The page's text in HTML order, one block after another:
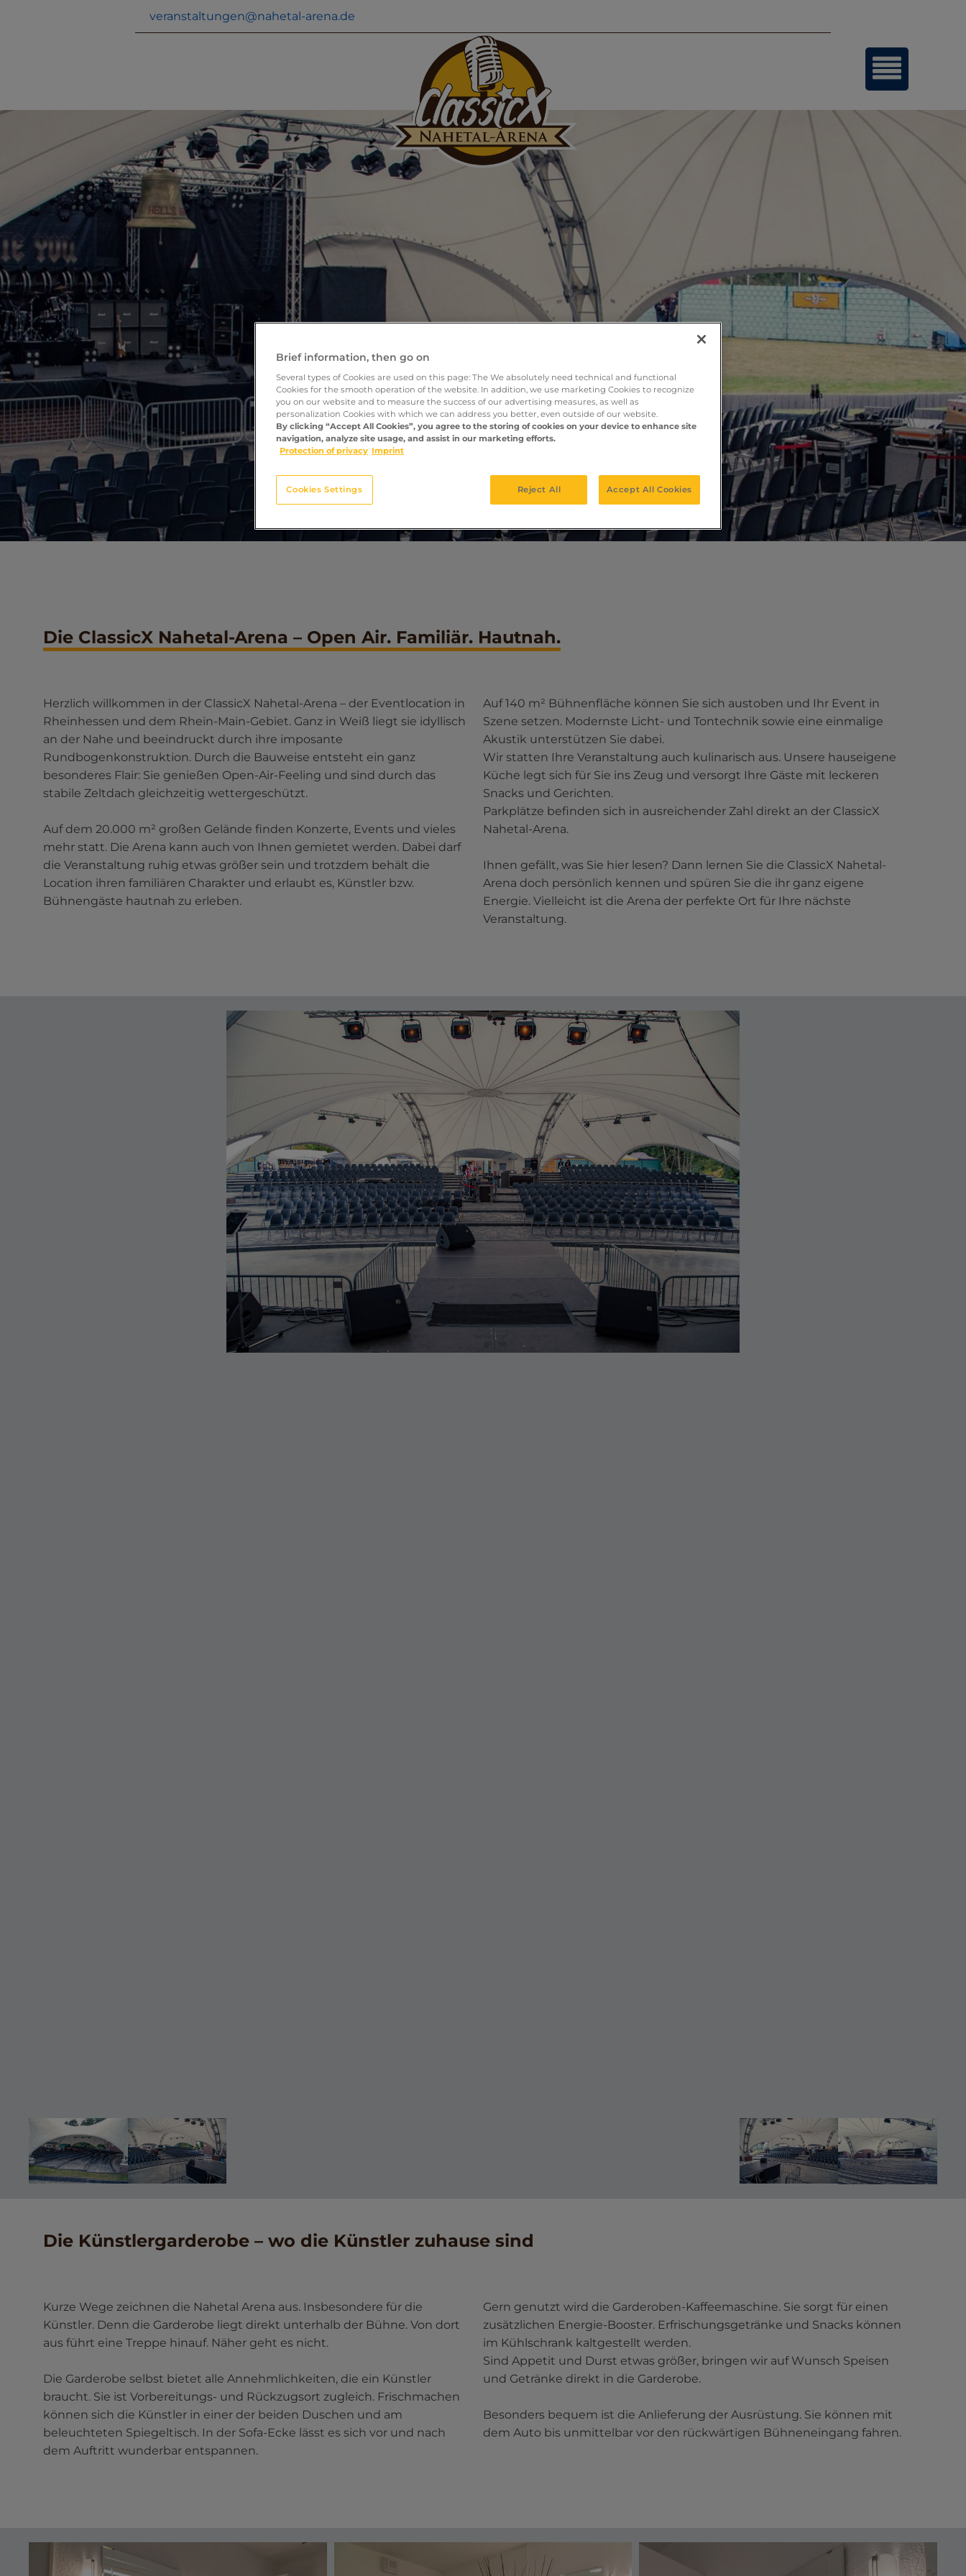
veranstaltungen@nahetal-arena.de
Die ClassicX Nahetal-Arena – Open Air. Familiär. Hautnah.
Herzlich willkommen in der ClassicX Nahetal-Arena – der Eventlocation in
Rheinhessen und dem Rhein-Main-Gebiet. Ganz in Weiß liegt sie idyllisch
an der Nahe und beeindruckt durch ihre imposante
Rundbogenkonstruktion. Durch die Bauweise entsteht ein ganz
besonderes Flair: Sie genießen Open-Air-Feeling und sind durch das
stabile Zeltdach gleichzeitig wettergeschützt.
Auf dem 20.000 m² großen Gelände finden Konzerte, Events und vieles
mehr statt. Die Arena kann auch von Ihnen gemietet werden. Dabei darf
die Veranstaltung ruhig etwas größer sein und trotzdem behält die
Location ihren familiären Charakter und erlaubt es, Künstler bzw.
Bühnengäste hautnah zu erleben.
Auf 140 m² Bühnenfläche können Sie sich austoben und Ihr Event in
Szene setzen. Modernste Licht- und Tontechnik sowie eine einmalige
Akustik unterstützen Sie dabei.
Wir statten Ihre Veranstaltung auch kulinarisch aus. Unsere hauseigene
Küche legt sich für Sie ins Zeug und versorgt Ihre Gäste mit leckeren
Snacks und Gerichten.
Parkplätze befinden sich in ausreichender Zahl direkt an der ClassicX
Nahetal-Arena.
Ihnen gefällt, was Sie hier lesen? Dann lernen Sie die ClassicX Nahetal-
Arena doch persönlich kennen und spüren Sie die ihr ganz eigene
Energie. Vielleicht ist die Arena der perfekte Ort für Ihre nächste
Veranstaltung.
Die Künstlergarderobe – wo die Künstler zuhause sind
Kurze Wege zeichnen die Nahetal Arena aus. Insbesondere für die
Künstler. Denn die Garderobe liegt direkt unterhalb der Bühne. Von dort
aus führt eine Treppe hinauf. Näher geht es nicht.
Die Garderobe selbst bietet alle Annehmlichkeiten, die ein Künstler
braucht. Sie ist Vorbereitungs- und Rückzugsort zugleich. Frischmachen
können sich die Künstler in einer der beiden Duschen und am
beleuchteten Spiegeltisch. In der Sofa-Ecke lässt es sich vor und nach
dem Auftritt wunderbar entspannen.
Gern genutzt wird die Garderoben-Kaffeemaschine. Sie sorgt für einen
zusätzlichen Energie-Booster. Erfrischungsgetränke und Snacks können
im Kühlschrank kaltgestellt werden.
Sind Appetit und Durst etwas größer, bringen wir auf Wunsch Speisen
und Getränke direkt in die Garderobe.
Besonders bequem ist die Anlieferung der Ausrüstung. Sie können mit
dem Auto bis unmittelbar vor den rückwärtigen Bühneneingang fahren.
Brief information, then go on
Several types of Cookies are used on this page: The We absolutely need technical and functional
Cookies for the smooth operation of the website. In addition, we use marketing Cookies to recognize
you on our website and to measure the success of our advertising measures, as well as
personalization Cookies with which we can address you better, even outside of our website.
By clicking “Accept All Cookies”, you agree to the storing of cookies on your device to enhance site
navigation, analyze site usage, and assist in our marketing efforts.
Protection of privacy Imprint
Cookies Settings Reject All Accept All Cookies